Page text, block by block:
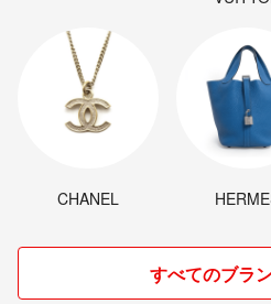
CHANEL
すべてのブラ